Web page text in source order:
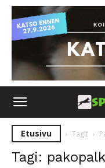
Etusivu Tagit
Tagi: